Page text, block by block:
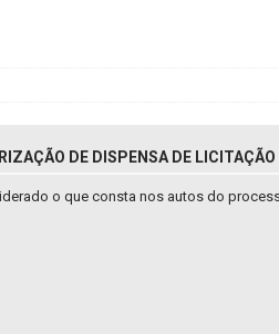
DE DISPENSA DE
o que consta nos autos do